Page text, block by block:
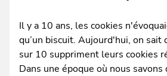
Il y a 10 ans, les cookies
qu’un biscuit. Aujourd'hui, on sait
sur 10 suppriment leurs cookies
Dans une époque où nous